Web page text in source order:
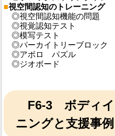
■視空間認知のトレーニング
◎視空間認知機能の問題
◎視覚認知テスト
◎模写テスト
◎パーカイトリーブロック
◎アボロ パズル
◎ジオボード
F6-3 ボディイ
ニングと支援事